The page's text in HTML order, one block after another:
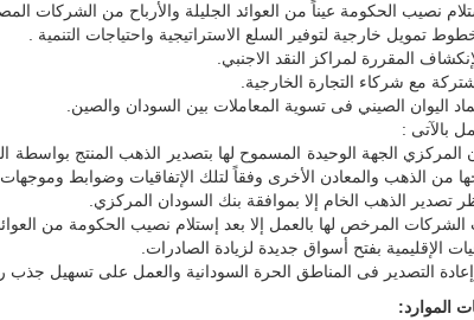
نصيب الحكومة عيناً من العوائد الجليلة والأرباح من الشركات
تمويل خارجية لتوفير السلع الاستراتيجية واحتياجات التنمية .
المقررة لمراكز النقد الاجنبي.
مع شركاء التجارة الخارجية.
اليوان الصيني فى تسوية المعاملات بين السودان والصين.
بالآتى :
الجهة الوحيدة المسموح لها بتصدير الذهب المنتج
من الذهب والمعادن الأخرى وفقاً لتلك الإتفاقيات وضوابط
تصدير الذهب الخام إلا بموافقة بنك السودان المركزي.
المرخص لها بالعمل إلا بعد إستلام نصيب الحكومة من
الإقليمية بفتح أسواق جديدة لزيادة الصادرات.
التصدير فى المناطق الحرة السودانية والعمل على تسهيل جذب
الموارد: